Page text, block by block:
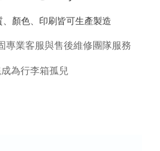
顏色、印刷皆可生產製造
專業客服與售後維修團隊服務
為行李箱孤兒